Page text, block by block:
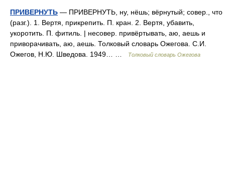
ПРИВЕРНУТЬ — ПРИВЕРНУТЬ, ну, нёшь; вёрнутый; совер., что
(разг.). 1. Вертя, прикрепить. П. кран. 2. Вертя, убавить,
укоротить. П. фитиль. | несовер. привёртывать, аю, аешь и
приворачивать, аю, аешь. Толковый словарь Ожегова. С.И.
Ожегов, Н.Ю. Шведова. 1949… …
Толковый словарь Ожегова